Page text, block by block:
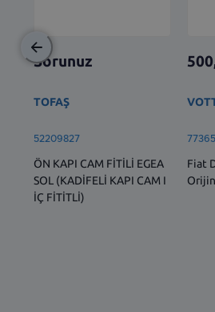
Sorunuz
TOFAŞ
52209827
ÖN KAPI CAM FİTİLİ EGEA
SOL (KADİFELİ KAPI CAM I
İÇ FİTİTLİ)
Fiat